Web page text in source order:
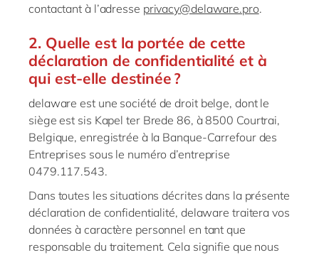
contactant à l’adresse privacy@delaware.pro.
2. Quelle est la portée de cette
déclaration de confidentialité et à
qui est-elle destinée ?
delaware est une société de droit belge, dont le
siège est sis Kapel ter Brede 86, à 8500 Courtrai,
Belgique, enregistrée à la Banque-Carrefour des
Entreprises sous le numéro d’entreprise
0479.117.543.
Dans toutes les situations décrites dans la présente
déclaration de confidentialité, delaware traitera vos
données à caractère personnel en tant que
responsable du traitement. Cela signifie que nous